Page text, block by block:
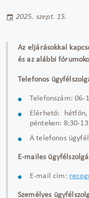
2025. szept. 15.
Az eljárásokkal
és az alábbi
Telefonos
Telefonszám: 06-
Elérhető:
pénteken: 8:30-
A telefonos
E-mailes
E-mail cím:
Személyes